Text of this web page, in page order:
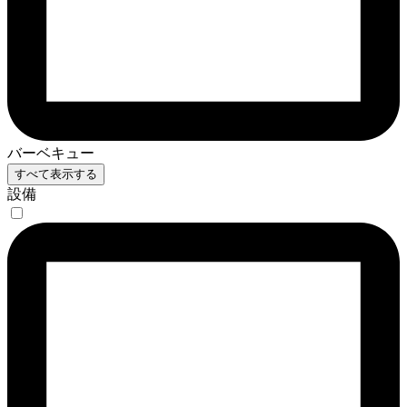
バーベキュー
すべて表示する
設備